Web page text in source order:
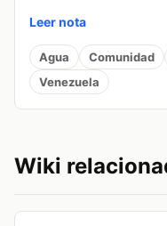
Leer nota
Agua Comunidad
Venezuela
Wiki